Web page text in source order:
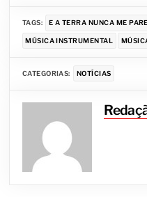
TAGS: E A TERRA NUNCA ME
MÚSICA INSTRUMENTAL
CATEGORIAS: NOTÍCIAS